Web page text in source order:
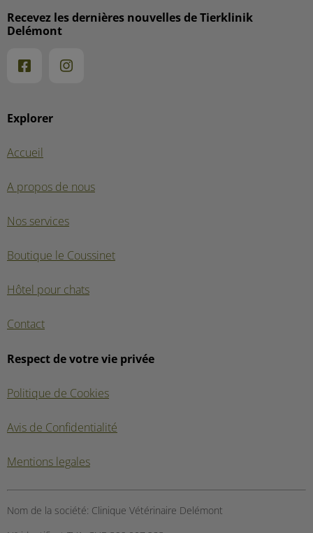
Explorer
Accueil
A propos de nous
Nos services
Boutique le Coussinet
Hôtel pour chats
Contact
Respect de votre vie privée
Politique de Cookies
Avis de Confidentialité
Mentions legales
Recevez les dernières nouvelles de Tierklinik
Delémont
Nom de la société: Clinique Vétérinaire Delémont